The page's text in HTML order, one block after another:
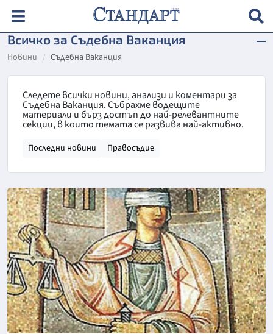
Всичко за Съдебна Ваканция
Новини Съдебна Ваканция
Следете всички новини, анализи и коментари за
Съдебна Ваканция. Събрахме водещите
материали и бърз достъп до най-релевантните
секции, в които темата се развива най-активно.
Последни новини Правосъдие